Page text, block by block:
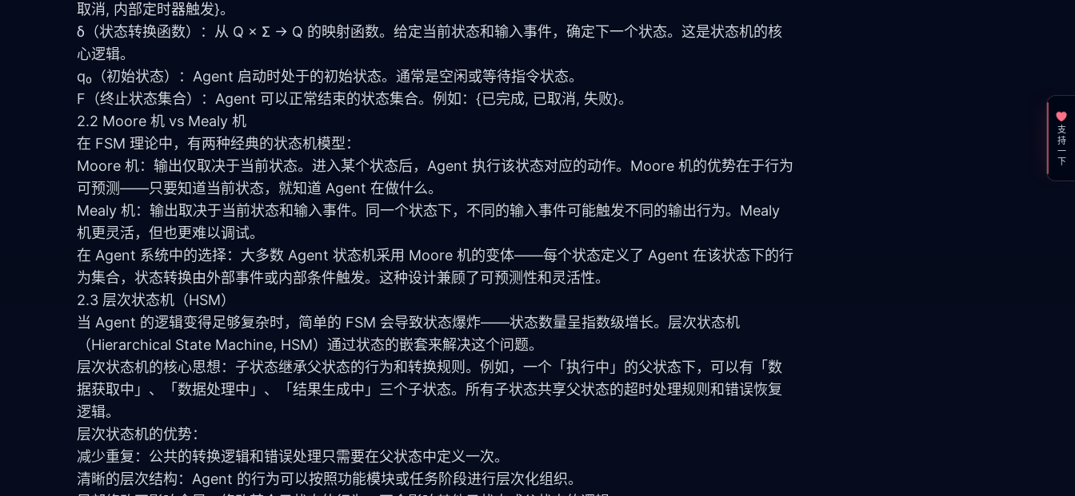
取消, 内部定时器触发}。
δ（状态转换函数）：从 Q × Σ → Q 的映射函数。给定当前状态和输入事件，确定下一个状态。这是状态机的核
心逻辑。
q₀（初始状态）：Agent 启动时处于的初始状态。通常是空闲或等待指令状态。
F（终止状态集合）：Agent 可以正常结束的状态集合。例如：{已完成, 已取消, 失败}。
2.2 Moore 机 vs Mealy 机
在 FSM 理论中，有两种经典的状态机模型：
Moore 机：输出仅取决于当前状态。进入某个状态后，Agent 执行该状态对应的动作。Moore 机的优势在于行为
可预测——只要知道当前状态，就知道 Agent 在做什么。
Mealy 机：输出取决于当前状态和输入事件。同一个状态下，不同的输入事件可能触发不同的输出行为。Mealy
机更灵活，但也更难以调试。
在 Agent 系统中的选择：大多数 Agent 状态机采用 Moore 机的变体——每个状态定义了 Agent 在该状态下的行
为集合，状态转换由外部事件或内部条件触发。这种设计兼顾了可预测性和灵活性。
2.3 层次状态机（HSM）
当 Agent 的逻辑变得足够复杂时，简单的 FSM 会导致状态爆炸——状态数量呈指数级增长。层次状态机
（Hierarchical State Machine, HSM）通过状态的嵌套来解决这个问题。
层次状态机的核心思想：子状态继承父状态的行为和转换规则。例如，一个「执行中」的父状态下，可以有「数
据获取中」、「数据处理中」、「结果生成中」三个子状态。所有子状态共享父状态的超时处理规则和错误恢复
逻辑。
层次状态机的优势：
减少重复：公共的转换逻辑和错误处理只需要在父状态中定义一次。
清晰的层次结构：Agent 的行为可以按照功能模块或任务阶段进行层次化组织。
支持一下